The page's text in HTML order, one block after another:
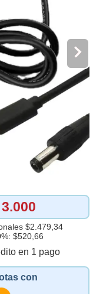
$2.479,34
$520,66
en 1 pago
con